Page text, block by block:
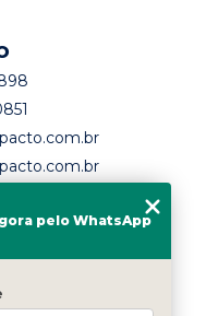
pelo WhatsApp